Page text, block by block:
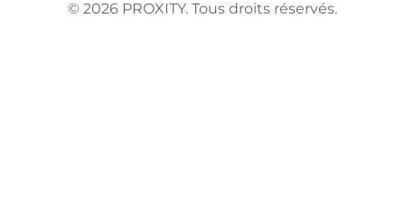
© 2026 PROXITY. Tous droits réservés.